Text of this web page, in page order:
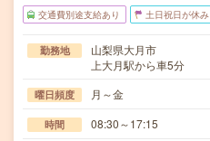
交通費別途支給あり 土日祝日が休み
勤務地
山梨県大月市
上大月駅から車5分
曜日頻度 月～金
時間 08:30～17:15